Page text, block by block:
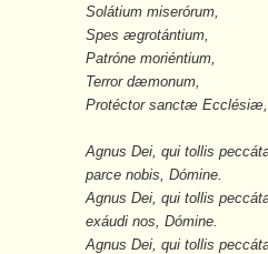
Solátium miserórum,
Spes ægrotántium,
Patróne moriéntium,
Terror dæmonum,
Protéctor sanctæ Ecclésiæ,
Agnus Dei, qui tollis
parce nobis, Dómine.
Agnus Dei, qui tollis
exáudi nos, Dómine.
Agnus Dei, qui tollis